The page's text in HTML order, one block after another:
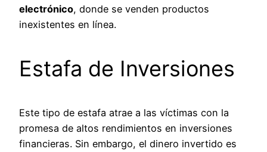
electrónico, donde se venden productos
inexistentes en línea.
Estafa de Inversiones
Este tipo de estafa atrae a las víctimas con la
promesa de altos rendimientos en inversiones
financieras. Sin embargo, el dinero invertido es